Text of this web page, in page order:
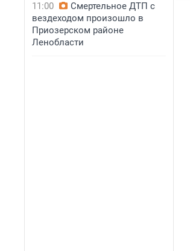
11:00
Смертельное ДТП с
вездеходом произошло в
Приозерском районе
Ленобласти